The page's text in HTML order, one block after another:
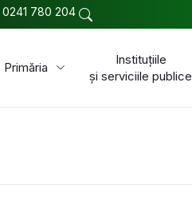
0241 780 204
Primăria
Instituțiile
și serviciile publice